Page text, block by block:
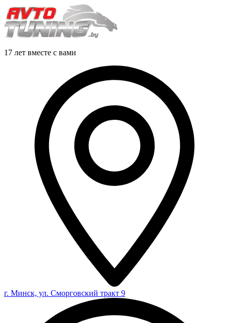
17 лет вместе с вами
г. Минск, ул. Сморговский тракт 9